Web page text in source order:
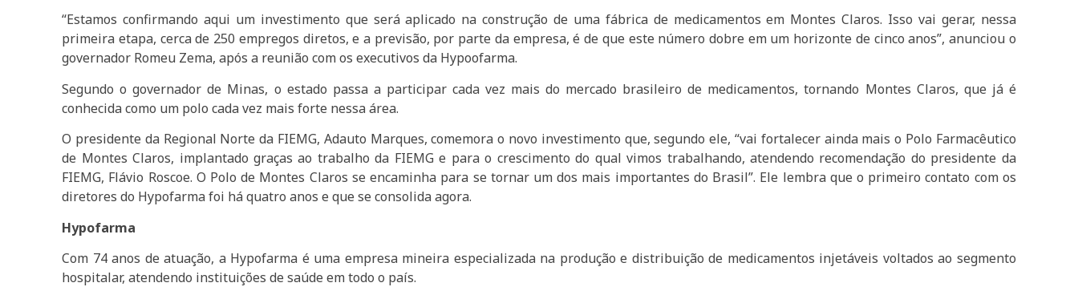
“Estamos confirmando aqui um investimento que será aplicado na construção de uma fábrica de medicamentos em Montes Claros. Isso vai gerar, nessa
primeira etapa, cerca de 250 empregos diretos, e a previsão, por parte da empresa, é de que este número dobre em um horizonte de cinco anos”, anunciou o
governador Romeu Zema, após a reunião com os executivos da Hypoofarma.
Segundo o governador de Minas, o estado passa a participar cada vez mais do mercado brasileiro de medicamentos, tornando Montes Claros, que já é
conhecida como um polo cada vez mais forte nessa área.
O presidente da Regional Norte da FIEMG, Adauto Marques, comemora o novo investimento que, segundo ele, “vai fortalecer ainda mais o Polo Farmacêutico
de Montes Claros, implantado graças ao trabalho da FIEMG e para o crescimento do qual vimos trabalhando, atendendo recomendação do presidente da
FIEMG, Flávio Roscoe. O Polo de Montes Claros se encaminha para se tornar um dos mais importantes do Brasil”. Ele lembra que o primeiro contato com os
diretores do Hypofarma foi há quatro anos e que se consolida agora.
Hypofarma
Com 74 anos de atuação, a Hypofarma é uma empresa mineira especializada na produção e distribuição de medicamentos injetáveis voltados ao segmento
hospitalar, atendendo instituições de saúde em todo o país.